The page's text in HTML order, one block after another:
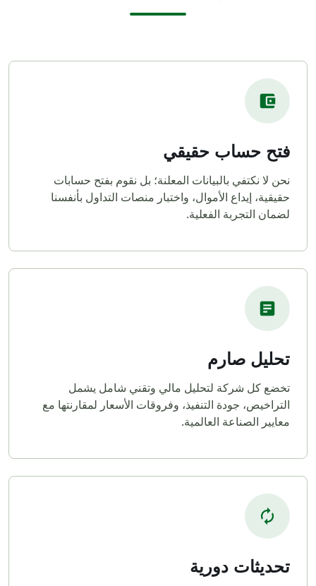
فتح حساب حقيقي
نحن لا نكتفي بالبيانات المعلنة؛ بل نقوم بفتح حسابات
حقيقية، إيداع الأموال، واختبار منصات التداول بأنفسنا
لضمان التجربة الفعلية.
تحليل صارم
تخضع كل شركة لتحليل مالي وتقني شامل يشمل
التراخيص، جودة التنفيذ، وفروقات الأسعار لمقارنتها مع
معايير الصناعة العالمية.
تحديثات دورية